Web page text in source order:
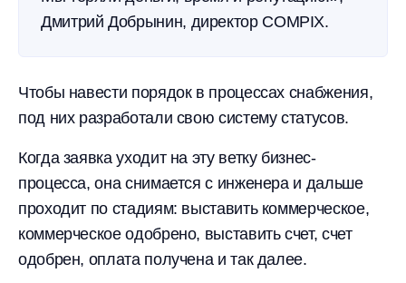
Дмитрий Добрынин, директор COMPIX.
Чтобы навести порядок в процессах снабжения,
под них разработали свою систему статусов.
Когда заявка уходит на эту ветку бизнес-
процесса, она снимается с инженера и дальше
проходит по стадиям: выставить коммерческое,
коммерческое одобрено, выставить счет, счет
одобрен, оплата получена и так далее.